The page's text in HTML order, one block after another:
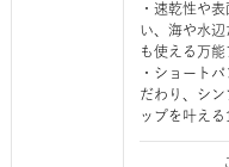
・速乾性や
い、海や水
も使える万能
・ショート
だわり、シ
ップを叶える